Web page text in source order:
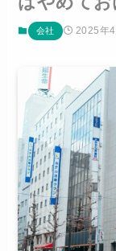
会社 2025年4